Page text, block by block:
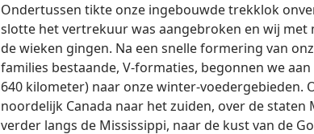
Ondertussen tikte onze ingebouwde trekklok
slotte het vertrekuur was aangebroken en wij met
de wieken gingen. Na een snelle formering van
families bestaande, V-formaties, begonnen we
640 kilometer) naar onze winter-voedergebieden.
noordelijk Canada naar het zuiden, over de staten
verder langs de Mississippi, naar de kust van de